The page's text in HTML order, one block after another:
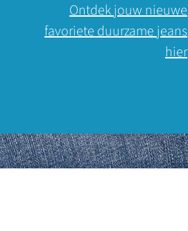
Ontdek jouw nieuwe
favoriete duurzame jeans
hier